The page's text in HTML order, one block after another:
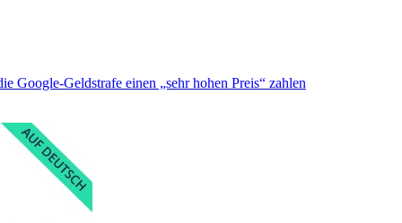
Google-Geldstrafe einen „sehr hohen Preis“ zahlen